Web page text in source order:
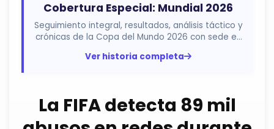
Cobertura Especial: Mundial 2026
Seguimiento integral, resultados, análisis táctico y
crónicas de la Copa del Mundo 2026 con sede en
Ver historia completa
La FIFA detecta 89 mil